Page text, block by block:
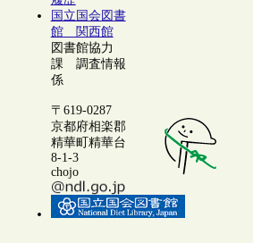
国立国会図書
館 関西館
図書館協力
課 調査情報
係
〒619-0287
京都府相楽郡
精華町精華台
8-1-3
chojo